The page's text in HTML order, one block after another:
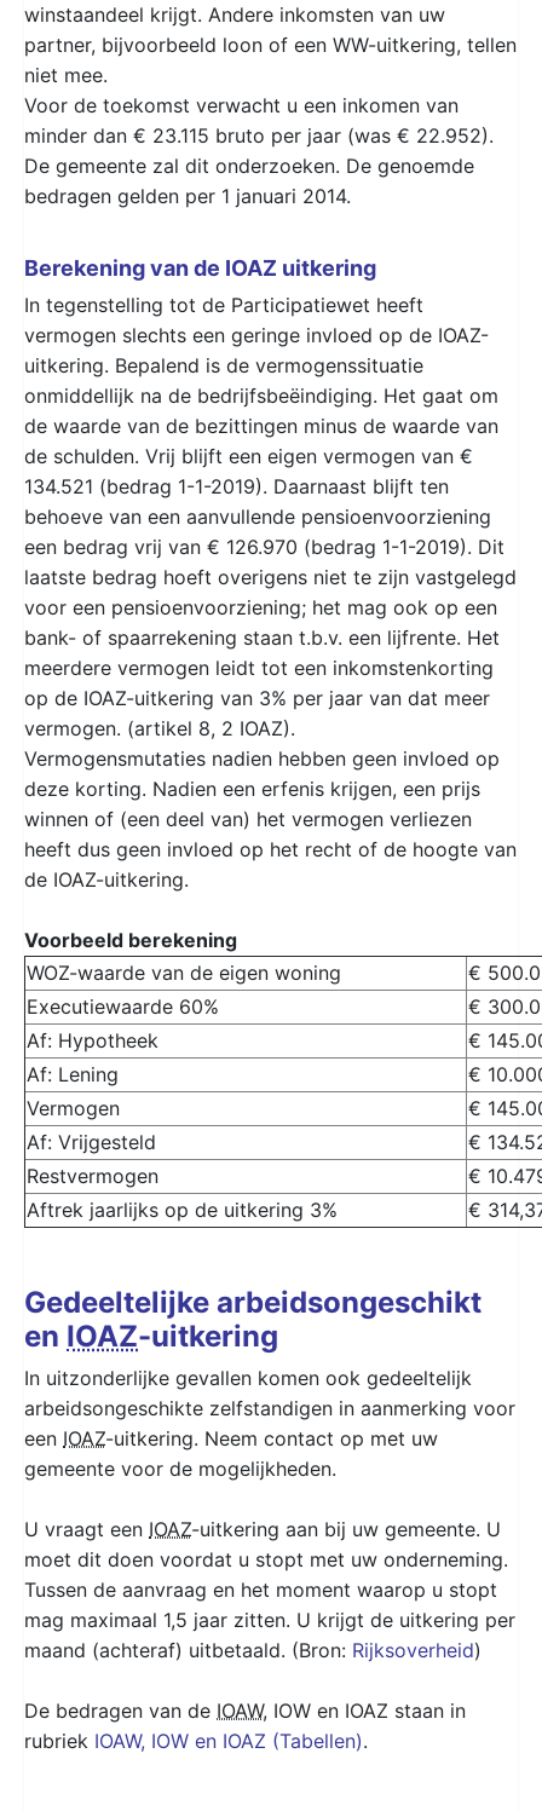
winstaandeel krijgt. Andere inkomsten van uw
partner, bijvoorbeeld loon of een WW-uitkering, tellen
niet mee.
Voor de toekomst verwacht u een inkomen van
minder dan € 23.115 bruto per jaar (was € 22.952).
De gemeente zal dit onderzoeken. De genoemde
bedragen gelden per 1 januari 2014.
Berekening van de IOAZ uitkering
In tegenstelling tot de Participatiewet heeft
vermogen slechts een geringe invloed op de IOAZ-
uitkering. Bepalend is de vermogenssituatie
onmiddellijk na de bedrijfsbeëindiging. Het gaat om
de waarde van de bezittingen minus de waarde van
de schulden. Vrij blijft een eigen vermogen van €
134.521 (bedrag 1-1-2019). Daarnaast blijft ten
behoeve van een aanvullende pensioenvoorziening
een bedrag vrij van € 126.970 (bedrag 1-1-2019). Dit
laatste bedrag hoeft overigens niet te zijn vastgelegd
voor een pensioenvoorziening; het mag ook op een
bank- of spaarrekening staan t.b.v. een lijfrente. Het
meerdere vermogen leidt tot een inkomstenkorting
op de IOAZ-uitkering van 3% per jaar van dat meer
vermogen. (artikel 8, 2 IOAZ).
Vermogensmutaties nadien hebben geen invloed op
deze korting. Nadien een erfenis krijgen, een prijs
winnen of (een deel van) het vermogen verliezen
heeft dus geen invloed op het recht of de hoogte van
de IOAZ-uitkering.
Voorbeeld berekening
WOZ-waarde van de eigen woning
€
Executiewaarde 60%
€
Af: Hypotheek
€
Af: Lening
€
Vermogen
€
Af: Vrijgesteld
€
Restvermogen
€
Aftrek jaarlijks op de uitkering 3%
€
Gedeeltelijke arbeidsongeschikt
en IOAZ-uitkering
In uitzonderlijke gevallen komen ook gedeeltelijk
arbeidsongeschikte zelfstandigen in aanmerking voor
een IOAZ-uitkering. Neem contact op met uw
gemeente voor de mogelijkheden.
U vraagt een IOAZ-uitkering aan bij uw gemeente. U
moet dit doen voordat u stopt met uw onderneming.
Tussen de aanvraag en het moment waarop u stopt
mag maximaal 1,5 jaar zitten. U krijgt de uitkering per
maand (achteraf) uitbetaald. (Bron: Rijksoverheid)
De bedragen van de IOAW, IOW en IOAZ staan in
rubriek IOAW, IOW en IOAZ (Tabellen).